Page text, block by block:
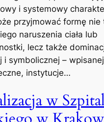
i systemowy
przyjmować formę nie
naruszenia ciała lub
lecz także
i symbolicznej –
instytucje…
w